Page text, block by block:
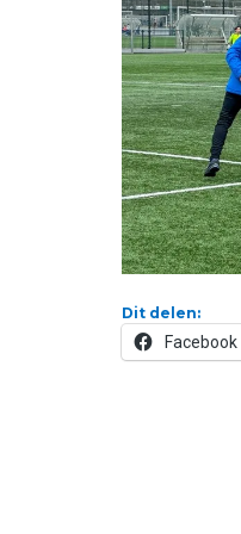
Dit delen:
Facebook